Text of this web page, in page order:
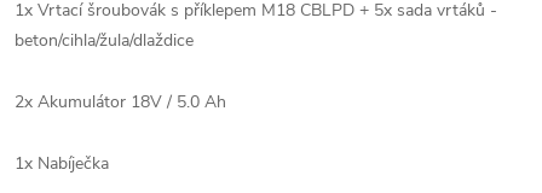
1x Vrtací šroubovák s příklepem M18 CBLPD + 5x sada vrtáků -
beton/cihla/žula/dlaždice
2x Akumulátor 18V / 5.0 Ah
1x Nabíječka